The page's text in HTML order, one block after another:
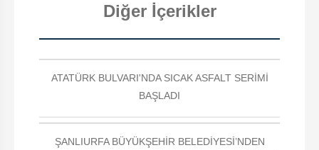
Diğer İçerikler
ATATÜRK BULVARI'NDA SICAK ASFALT SERİMİ
BAŞLADI
ŞANLIURFA BÜYÜKŞEHİR BELEDİYESİ’NDEN